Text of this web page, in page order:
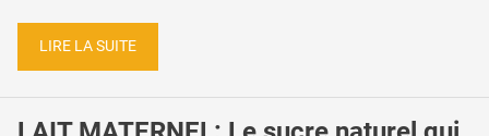
LIRE LA SUITE